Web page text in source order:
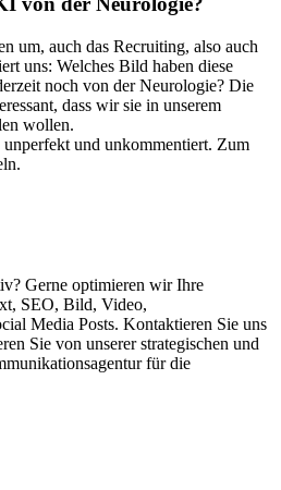
um, auch das Recruiting, also auch
uns: Welches Bild haben diese
noch von der Neurologie? Die
dass wir sie in unserem
wollen.
und unkommentiert. Zum
Gerne optimieren wir Ihre
SEO, Bild, Video,
Media Posts. Kontaktieren Sie uns
Sie von unserer strategischen und
für die